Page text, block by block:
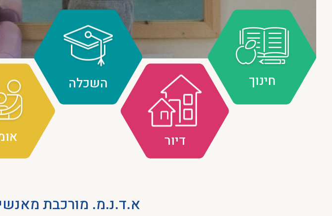
חינוך
דיור
השכלה
א.ד.נ.מ. מורכבת